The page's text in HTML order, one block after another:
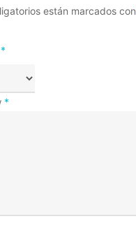
están marcados con
*
*